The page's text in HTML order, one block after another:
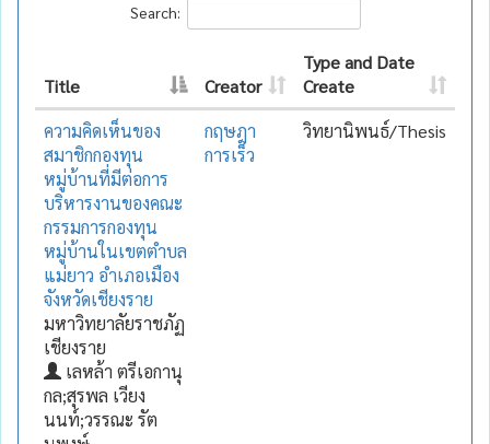
Search:
Title Creator
Type and Date
Create
ความคิดเห็นของ
สมาชิกกองทุน
หมู่บ้านที่มีต่อการ
บริหารงานของคณะ
กรรมการกองทุน
หมู่บ้านในเขตตำบล
แม่ยาว อำเภอเมือง
จังหวัดเชียงราย
มหาวิทยาลัยราชภัฏ
เชียงราย
เลหล้า ตรีเอกานุ
กล;สุรพล เวียง
นนท์;วรรณะ รัต
กฤษฎา
การเร็ว
วิทยานิพนธ์/Thesis